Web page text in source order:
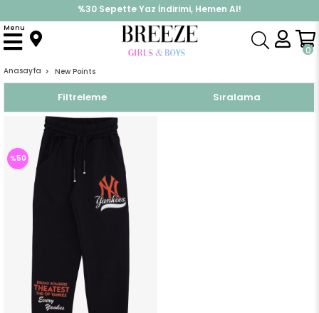
%30 Sepette Yaz İndirimi, Hemen Al!
İndirimlere ek %10 İndirimi Kap, Hemen Üye Ol!
0
Menu
Anasayfa New Points
Filtreleme Sıralama
%50